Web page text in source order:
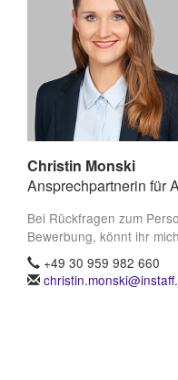
Christin Monski
Ansprechpartnerin für
Bei Rückfragen zum
Bewerbung, könnt ihr
+49 30 959 982 660